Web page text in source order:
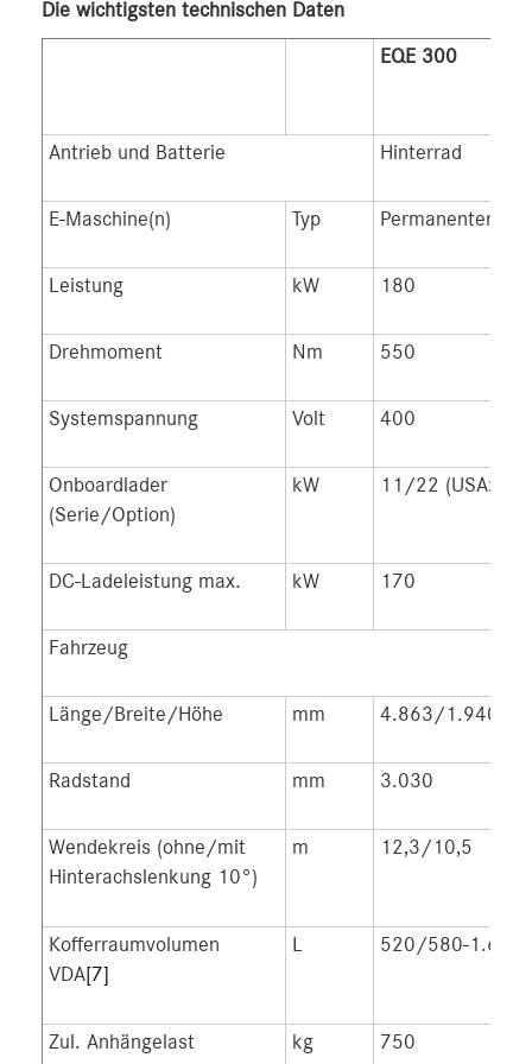
Die wichtigsten technischen Daten
EQE 300
Antrieb und Batterie Hinterrad
E-Maschine(n) Typ
Leistung kW 180
Drehmoment Nm 550
Systemspannung Volt 400
Onboardlader
(Serie/Option)
kW 11/22 (USA:
DC-Ladeleistung max. kW 170
Fahrzeug
Länge/Breite/Höhe mm 4.863/1.940/
Radstand mm 3.030
Wendekreis (ohne/mit
Hinterachslenkung 10°)
m 12,3/10,5
Kofferraumvolumen
VDA[7]
L 520/580-1.675
Zul. Anhängelast kg 750